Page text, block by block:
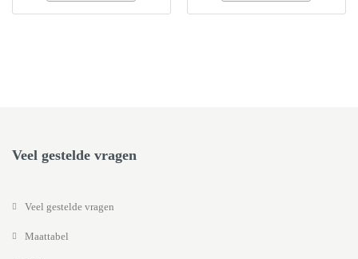
Veel gestelde vragen
Veel gestelde vragen
Maattabel